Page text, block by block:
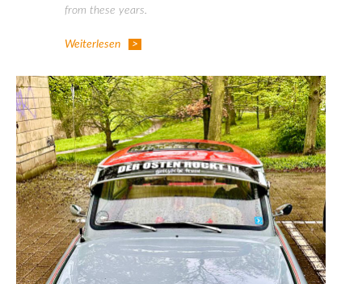
from these years.
Weiterlesen